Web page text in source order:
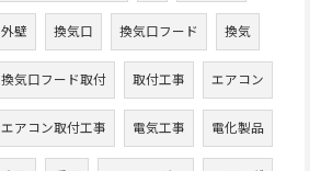
外壁 換気口 換気口フード 換気
換気口フード取付 取付工事 エアコン
エアコン取付工事 電気工事 電化製品